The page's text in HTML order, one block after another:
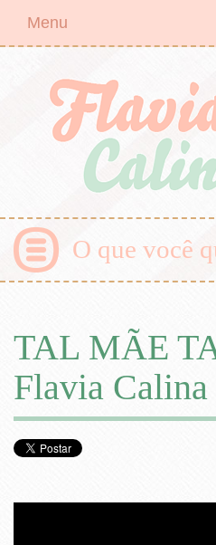
Menu
O que você
TAL MÃE
Flavia Calina